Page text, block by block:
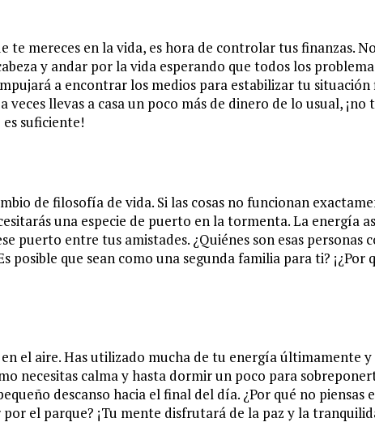
te mereces en la vida, es hora de controlar tus finanzas.
y andar por la vida esperando que todos los
a encontrar los medios para estabilizar tu situación
veces llevas a casa un poco más de dinero de lo usual, ¡no
suficiente!
de filosofía de vida. Si las cosas no funcionan
una especie de puerto en la tormenta. La energía
puerto entre tus amistades. ¿Quiénes son esas personas
posible que sean como una segunda familia para ti? ¡¿Por
el aire. Has utilizado mucha de tu energía últimamente y
necesitas calma y hasta dormir un poco para
descanso hacia el final del día. ¿Por qué no piensas
el parque? ¡Tu mente disfrutará de la paz y la